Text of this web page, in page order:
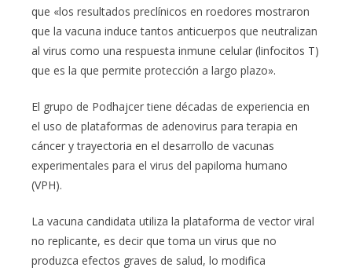
que «los resultados preclínicos en roedores mostraron
que la vacuna induce tantos anticuerpos que neutralizan
al virus como una respuesta inmune celular (linfocitos T)
que es la que permite protección a largo plazo».
El grupo de Podhajcer tiene décadas de experiencia en
el uso de plataformas de adenovirus para terapia en
cáncer y trayectoria en el desarrollo de vacunas
experimentales para el virus del papiloma humano
(VPH).
La vacuna candidata utiliza la plataforma de vector viral
no replicante, es decir que toma un virus que no
produzca efectos graves de salud, lo modifica